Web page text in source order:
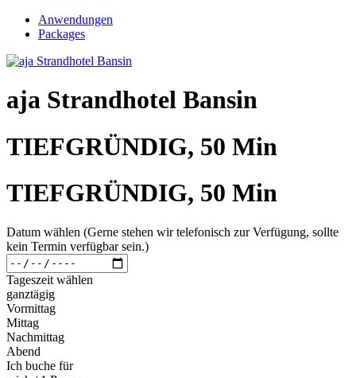
Anwendungen
Packages
aja Strandhotel Bansin
TIEFGRÜNDIG, 50 Min
TIEFGRÜNDIG, 50 Min
Datum wählen (Gerne stehen wir telefonisch zur Verfügung, sollte
kein Termin verfügbar sein.)
Tageszeit wählen
ganztägig
Vormittag
Mittag
Nachmittag
Abend
Ich buche für